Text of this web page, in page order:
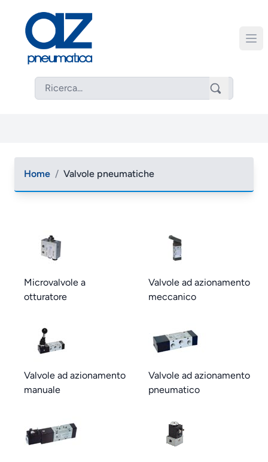
Home / Valvole pneumatiche
Microvalvole a
otturatore
Valvole ad azionamento
meccanico
Valvole ad azionamento
manuale
Valvole ad azionamento
pneumatico